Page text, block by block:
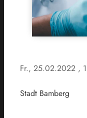
Fr., 25.02.2022 ,
Stadt Bamberg